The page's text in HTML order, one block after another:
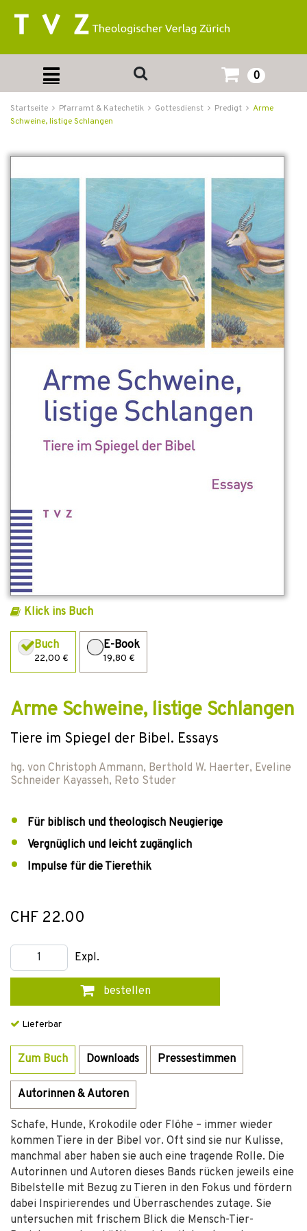
0
Startseite Pfarramt & Katechetik Gottesdienst Predigt
Arme
Schweine, listige Schlangen
Klick ins Buch
Buch
22,00 €
E-Book
19,80 €
Arme Schweine, listige Schlangen
Tiere im Spiegel der Bibel. Essays
hg. von Christoph Ammann, Berthold W. Haerter, Eveline
Schneider Kayasseh, Reto Studer
Für biblisch und theologisch Neugierige
Vergnüglich und leicht zugänglich
Impulse für die Tierethik
CHF 22.00
Expl.
bestellen
Lieferbar
Zum Buch Downloads Pressestimmen
Autorinnen & Autoren
Schafe, Hunde, Krokodile oder Flöhe – immer wieder
kommen Tiere in der Bibel vor. Oft sind sie nur Kulisse,
manchmal aber haben sie auch eine tragende Rolle. Die
Autorinnen und Autoren dieses Bands rücken jeweils eine
Bibelstelle mit Bezug zu Tieren in den Fokus und fördern
dabei Inspirierendes und Überraschendes zutage. Sie
untersuchen mit frischem Blick die Mensch-Tier-